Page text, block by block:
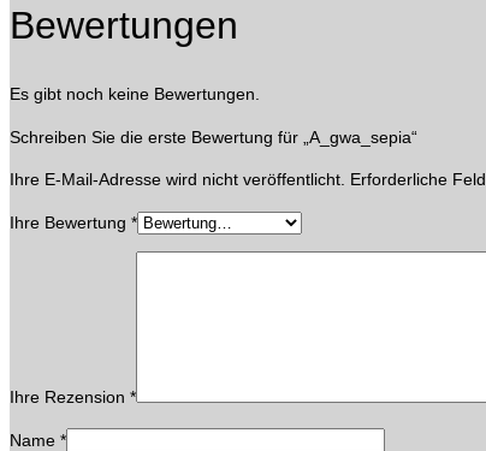
Bewertungen
Es gibt noch keine Bewertungen.
Schreiben Sie die erste Bewertung für „A_gwa_sepia“
Ihre E-Mail-Adresse wird nicht veröffentlicht. Erforderliche
Ihre Bewertung *
Ihre Rezension *
Name *